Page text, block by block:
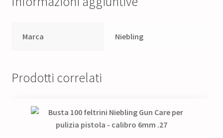
Marca Niebling
Prodotti correlati